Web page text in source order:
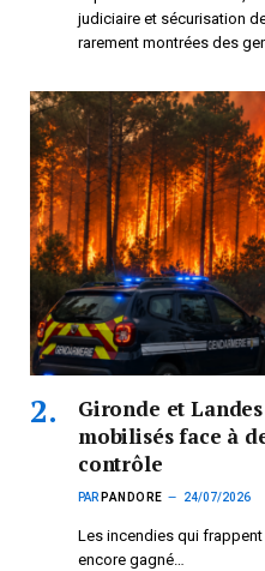
judiciaire et sécurisation
rarement montrées des
Gironde et
mobilisés face à
contrôle
PAR PANDORE 24/07/2026
Les incendies qui
encore gagné…